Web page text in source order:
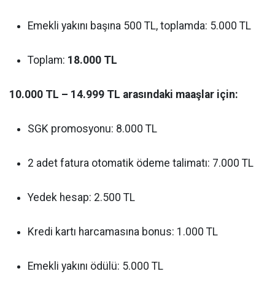
Emekli yakını başına 500 TL, toplamda: 5.000 TL
Toplam: 18.000 TL
10.000 TL – 14.999 TL arasındaki maaşlar için:
SGK promosyonu: 8.000 TL
2 adet fatura otomatik ödeme talimatı: 7.000 TL
Yedek hesap: 2.500 TL
Kredi kartı harcamasına bonus: 1.000 TL
Emekli yakını ödülü: 5.000 TL